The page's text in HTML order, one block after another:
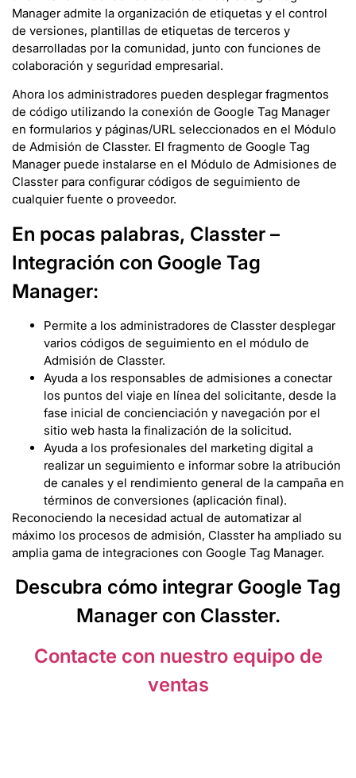
Manager admite la organización de etiquetas y el control
de versiones, plantillas de etiquetas de terceros y
desarrolladas por la comunidad, junto con funciones de
colaboración y seguridad empresarial.
Ahora los administradores pueden desplegar fragmentos
de código utilizando la conexión de Google Tag Manager
en formularios y páginas/URL seleccionados en el Módulo
de Admisión de Classter. El fragmento de Google Tag
Manager puede instalarse en el Módulo de Admisiones de
Classter para configurar códigos de seguimiento de
cualquier fuente o proveedor.
En pocas palabras, Classter –
Integración con Google Tag
Manager:
Permite a los administradores de Classter desplegar
varios códigos de seguimiento en el módulo de
Admisión de Classter.
Ayuda a los responsables de admisiones a conectar
los puntos del viaje en línea del solicitante, desde la
fase inicial de concienciación y navegación por el
sitio web hasta la finalización de la solicitud.
Ayuda a los profesionales del marketing digital a
realizar un seguimiento e informar sobre la atribución
de canales y el rendimiento general de la campaña en
términos de conversiones (aplicación final).
Reconociendo la necesidad actual de automatizar al
máximo los procesos de admisión, Classter ha ampliado su
amplia gama de integraciones con Google Tag Manager.
Descubra cómo integrar Google Tag
Manager con Classter.
Contacte con nuestro equipo de
ventas